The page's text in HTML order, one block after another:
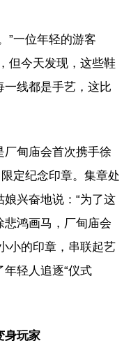
”一位年轻的游客
但今天发现，这些鞋
线都是手艺，这比
甸庙会首次携手徐
定纪念印章。集章处
兴奋地说：“为了这
鸿画马，厂甸庙会
小的印章，串联起艺
轻人追逐“仪式
身玩家